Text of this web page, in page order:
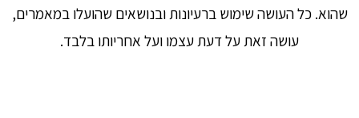
שהוא. כל העושה שימוש ברעיונות ובנושאים שהועלו במאמרים,
עושה זאת על דעת עצמו ועל אחריותו בלבד.